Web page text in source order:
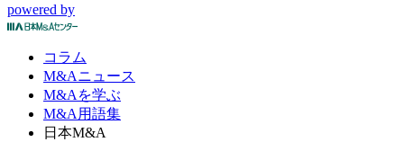
powered by
コラム
M&Aニュース
M&Aを学ぶ
M&A 用語集
日本M&A